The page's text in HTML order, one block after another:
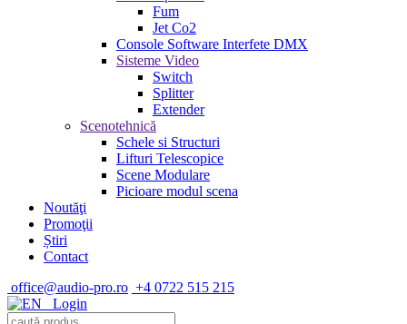
Fum
Jet Co2
Console Software Interfete DMX
Sisteme Video
Switch
Splitter
Extender
Scenotehnică
Schele si Structuri
Lifturi Telescopice
Scene Modulare
Picioare modul scena
Noutăţi
Promoţii
Știri
Contact
office@audio-pro.ro +4 0722 515 215
Login